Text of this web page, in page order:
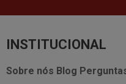
INSTITUCIONAL
Sobre nós Blog